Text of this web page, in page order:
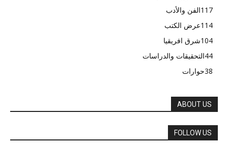
الفن والأدب117
عرض الكتب114
شرق افريقيا104
التحقيقات والدراسات44
حوارات38
ABOUT US
FOLLOW US